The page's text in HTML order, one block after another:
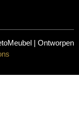
| Ontworpen